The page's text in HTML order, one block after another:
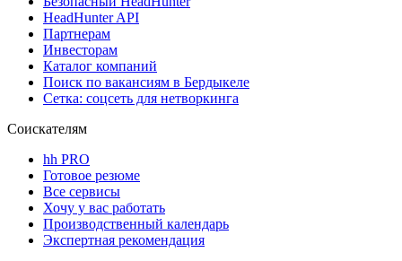
HeadHunter API
Партнерам
Инвесторам
Каталог компаний
Поиск по вакансиям в Бердыкеле
Сетка: соцсеть для нетворкинга
Соискателям
hh PRO
Готовое резюме
Все сервисы
Хочу у вас работать
Производственный календарь
Экспертная рекомендация